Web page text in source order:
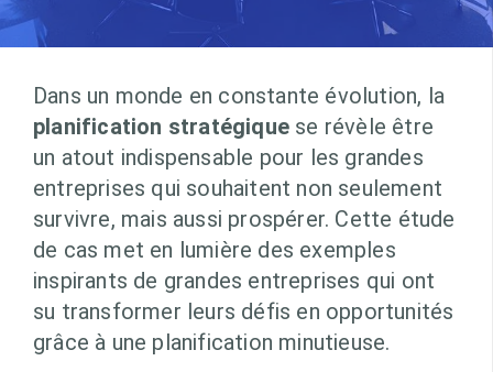
Dans un monde en constante évolution, la
planification stratégique se révèle être
un atout indispensable pour les grandes
entreprises qui souhaitent non seulement
survivre, mais aussi prospérer. Cette étude
de cas met en lumière des exemples
inspirants de grandes entreprises qui ont
su transformer leurs défis en opportunités
grâce à une planification minutieuse.